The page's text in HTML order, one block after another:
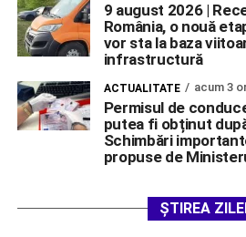
9 august 2026 |
România, o nouă
vor sta la baza
infrastructură
ACTUALITATE acum 3
Permisul de
putea fi obținut
Schimbări
propuse de
ȘTIREA ZILEI